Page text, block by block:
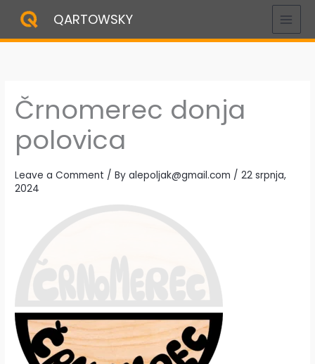
content
QARTOWSKY
Črnomerec donja
polovica
Leave a Comment / Byalepoljak@gmail.com /22 srpnja,
2024